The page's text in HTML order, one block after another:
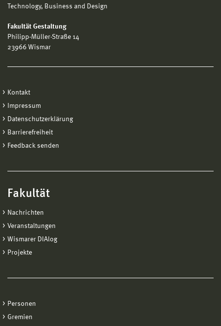
Technology, Business and Design
Fakultät Gestaltung
Philipp-Müller-Straße 14
23966 Wismar
Kontakt
Impressum
Datenschutzerklärung
Barrierefreiheit
Feedback senden
Fakultät
Nachrichten
Veranstaltungen
Wismarer DIAlog
Projekte
Personen
Gremien